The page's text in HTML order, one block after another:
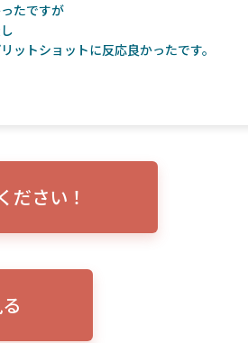
たですが
ットショットに反応良かったです。
ださい！ローランス イーグルアイ（EAGLE
ンプレ！ガーミンとの比較も併せて
たします
魚探